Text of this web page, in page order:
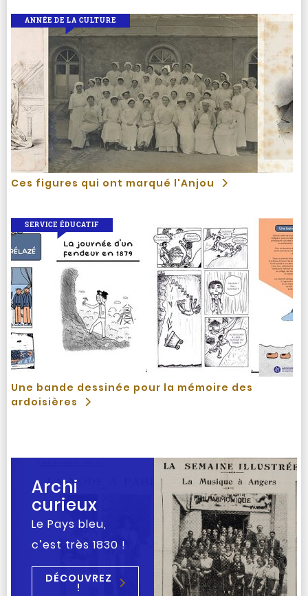
Ces figures qui ont marqué l'Anjou
ANNÉE DE LA CULTURE
Une bande dessinée pour la mémoire des
ardoisières
SERVICE ÉDUCATIF
Archi
curieux
Le Pays bleu,
c’est très 1830 !
DÉCOUVREZ
!